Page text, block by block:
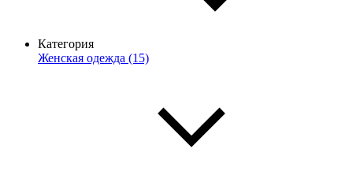
Категория
Женская одежда (15)